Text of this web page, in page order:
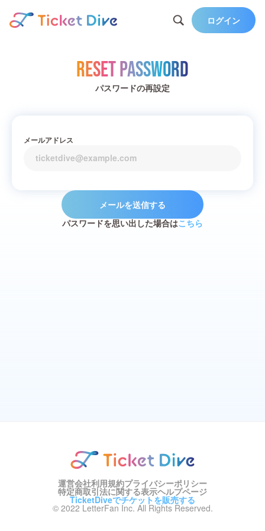
ログイン
Reset Password
パスワードの再設定
メールアドレス
メールを送信する
パスワードを思い出した場合はこちら
運営会社利用規約プライバシーポリシー
特定商取引法に関する表示ヘルプページ
TicketDiveでチケットを販売する
© 2022 LetterFan Inc. All Rights Reserved.